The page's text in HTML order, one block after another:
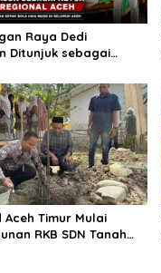
Raya Dedi
Ditunjuk sebagai
Aceh Timur Mulai
RKB SDN Tanah